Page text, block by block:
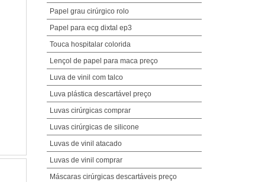
Papel grau cirúrgico rolo
Papel para ecg dixtal ep3
Touca hospitalar colorida
Lençol de papel para maca preço
Luva de vinil com talco
Luva plástica descartável preço
Luvas cirúrgicas comprar
Luvas cirúrgicas de silicone
Luvas de vinil atacado
Luvas de vinil comprar
Máscaras cirúrgicas descartáveis preço